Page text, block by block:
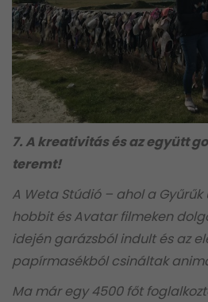
7. A kreativitás és az együtt
teremt!
A Weta Stúdió – ahol a Gyűrűk
hobbit és Avatar filmeken
idején garázsból indult és az
papírmasékból csináltak
Ma már egy 4500 főt